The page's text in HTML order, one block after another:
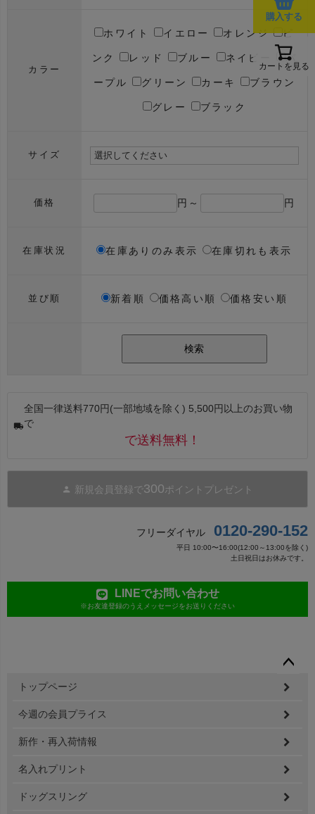
購入する
カートを見る
カラー
ホワイト イエロー オレンジ ピ
ンク レッド ブルー ネイビー パ
ープル グリーン カーキ ブラウン
グレー ブラック
サイズ
価格 円～ 円
在庫状況 在庫ありのみ表示 在庫切れも表示
並び順 新着順 価格高い順 価格安い順
検索
全国一律送料770円(一部地域を除く) 5,500円以上のお買い物
で
で送料無料！
新規会員登録で300ポイントプレゼント
フリーダイヤル 0120-290-152
平日 10:00〜16:00(12:00～13:00を除く)
土日祝日はお休みです。
LINEでお問い合わせ
※お友達登録のうえメッセージをお送りください
ペー
ップ
トップページ
今週の会員プライス
新作・再入荷情報
名入れプリント
ドッグスリング